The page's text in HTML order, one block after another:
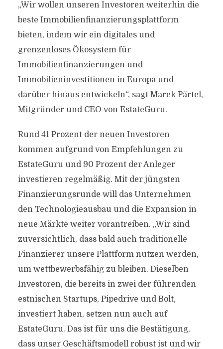
„Wir wollen unseren Investoren weiterhin die
beste Immobilienfinanzierungsplattform
bieten, indem wir ein digitales und
grenzenloses Ökosystem für
Immobilienfinanzierungen und
Immobilieninvestitionen in Europa und
darüber hinaus entwickeln“, sagt Marek Pärtel,
Mitgründer und CEO von EstateGuru.
Rund 41 Prozent der neuen Investoren
kommen aufgrund von Empfehlungen zu
EstateGuru und 90 Prozent der Anleger
investieren regelmäßig. Mit der jüngsten
Finanzierungsrunde will das Unternehmen
den Technologieausbau und die Expansion in
neue Märkte weiter vorantreiben. „Wir sind
zuversichtlich, dass bald auch traditionelle
Finanzierer unsere Plattform nutzen werden,
um wettbewerbsfähig zu bleiben. Dieselben
Investoren, die bereits in zwei der führenden
estnischen Startups, Pipedrive und Bolt,
investiert haben, setzen nun auch auf
EstateGuru. Das ist für uns die Bestätigung,
dass unser Geschäftsmodell robust ist und wir